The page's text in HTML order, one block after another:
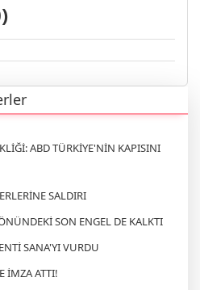
)
ABD TÜRKİYE'NİN KAPISINI
SALDIRI
SON ENGEL DE KALKTI
SANA'YI VURDU
İMZA ATTI!